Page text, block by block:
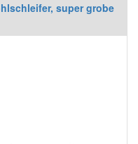
super grobe